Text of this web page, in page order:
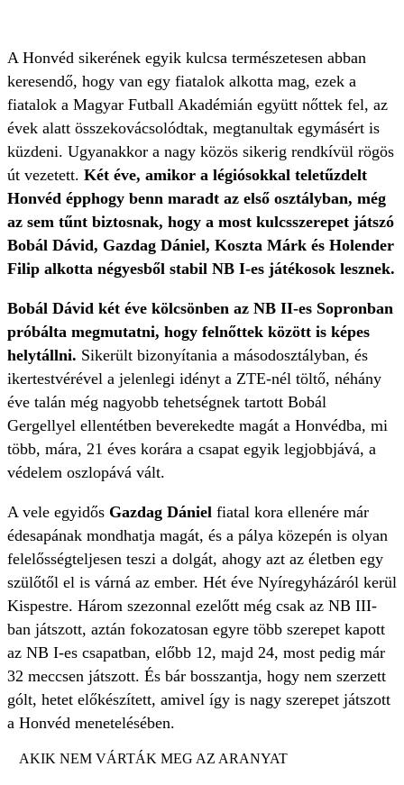
A Honvéd sikerének egyik kulcsa természetesen abban
keresendő, hogy van egy fiatalok alkotta mag, ezek a
fiatalok a Magyar Futball Akadémián együtt nőttek fel, az
évek alatt összekovácsolódtak, megtanultak egymásért is
küzdeni. Ugyanakkor a nagy közös sikerig rendkívül rögös
út vezetett. Két éve, amikor a légiósokkal teletűzdelt
Honvéd épphogy benn maradt az első osztályban, még
az sem tűnt biztosnak, hogy a most kulcsszerepet játszó
Bobál Dávid, Gazdag Dániel, Koszta Márk és Holender
Filip alkotta négyesből stabil NB I-es játékosok lesznek.
Bobál Dávid két éve kölcsönben az NB II-es Sopronban
próbálta megmutatni, hogy felnőttek között is képes
helytállni. Sikerült bizonyítania a másodosztályban, és
ikertestvérével a jelenlegi idényt a ZTE-nél töltő, néhány
éve talán még nagyobb tehetségnek tartott Bobál
Gergellyel ellentétben beverekedte magát a Honvédba, mi
több, mára, 21 éves korára a csapat egyik legjobbjává, a
védelem oszlopává vált.
A vele egyidős Gazdag Dániel fiatal kora ellenére már
édesapának mondhatja magát, és a pálya közepén is olyan
felelősségteljesen teszi a dolgát, ahogy azt az életben egy
szülőtől el is várná az ember. Hét éve Nyíregyházáról kerül
Kispestre. Három szezonnal ezelőtt még csak az NB III-
ban játszott, aztán fokozatosan egyre több szerepet kapott
az NB I-es csapatban, előbb 12, majd 24, most pedig már
32 meccsen játszott. És bár bosszantja, hogy nem szerzett
gólt, hetet előkészített, amivel így is nagy szerepet játszott
a Honvéd menetelésében.
AKIK NEM VÁRTÁK MEG AZ ARANYAT